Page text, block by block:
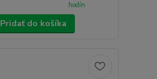
hodín
Pridať do košíka